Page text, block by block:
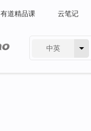
有道精品课 云笔记
中英